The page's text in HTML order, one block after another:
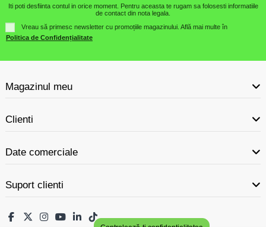
Iti poti desfiinta contul in orice moment. Pentru aceasta te rugam sa folosesti informatiile
de contact din nota legala.
Vreau să primesc newsletter cu promoțiile magazinului. Află mai multe în
Politica de Confidențialitate
Magazinul meu
Clienti
Date comerciale
Suport clienti